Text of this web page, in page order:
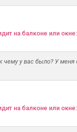
на балконе или
чему у вас было? У меня
на балконе или